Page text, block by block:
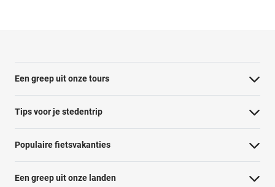
Een greep uit onze tours
Barcelona Panorama tour
Dubai Highlights fietstour
Dublin fietstour
Kaapstad Township tour
Tips voor je stedentrip
Wat te doen in Amsterdam
Wat te doen in Barcelona
Wat te doen in Berlijn
Populaire fietsvakanties
Fietsvakantie Duitsland
Een greep uit onze landen